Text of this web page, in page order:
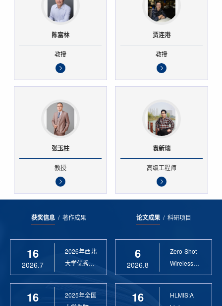
陈富林
教授
贾连港
教授
张玉柱
教授
袁新瑞
高级工程师
获奖信息/ 著作成果
16
2026.7
2026年西北
大学优秀硕
士论文指导
16
2025年全国
论文成果/ 科研项目
6
2026.8
Zero-Shot
Wireless
Sensor
16
HLMIS:A